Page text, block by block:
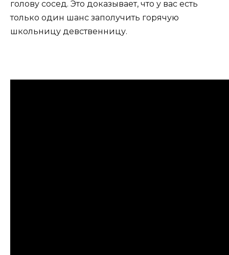
голову сосед. Это доказывает, что у вас есть
только один шанс заполучить горячую
школьницу девственницу.